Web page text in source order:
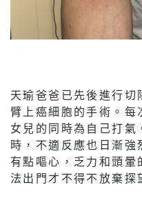
天瑜爸爸已先後進行切
臂上癌細胞的手術。每
女兒的同時為自己打氣
時，不適反應也日漸強
有點嘔心，乏力和頭暈
法出門才不得不放棄探